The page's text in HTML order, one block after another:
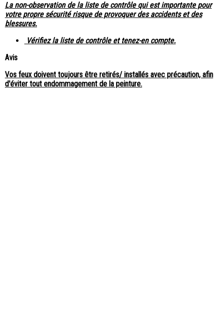
La non-observation de la liste de contrôle qui est importante pour
votre propre sécurité risque de provoquer des accidents et des
blessures.
Vérifiez la liste de contrôle et tenez-en compte.
Avis
Vos feux doivent toujours être retirés/ installés avec précaution, afin
d'éviter tout endommagement de la peinture.